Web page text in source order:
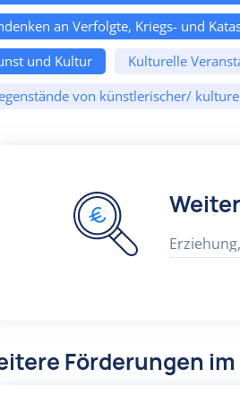
an Verfolgte, Kriegs- und
und Kultur
Kulturelle
von künstlerischer/
Förderungen